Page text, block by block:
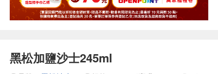
黑松加鹽沙士245ml